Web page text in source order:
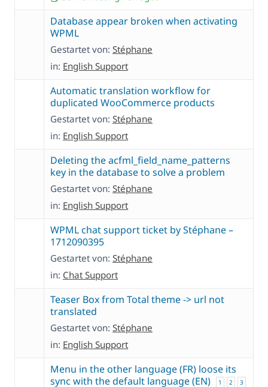
Database appear broken when activating
WPML
Gestartet von: Stéphane
in: English Support
Automatic translation workflow for
duplicated WooCommerce products
Gestartet von: Stéphane
in: English Support
Deleting the acfml_field_name_patterns
key in the database to solve a problem
Gestartet von: Stéphane
in: English Support
WPML chat support ticket by Stéphane –
1712090395
Gestartet von: Stéphane
in: Chat Support
Teaser Box from Total theme -> url not
translated
Gestartet von: Stéphane
in: English Support
Menu in the other language (FR) loose its
sync with the default language (EN)
1 2 3